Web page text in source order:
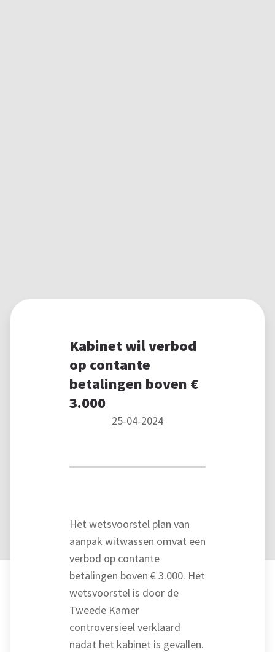
Kabinet wil verbod
op contante
betalingen boven €
3.000
25-04-2024
Het wetsvoorstel plan van
aanpak witwassen omvat een
verbod op contante
betalingen boven € 3.000. Het
wetsvoorstel is door de
Tweede Kamer
controversieel verklaard
nadat het kabinet is gevallen.